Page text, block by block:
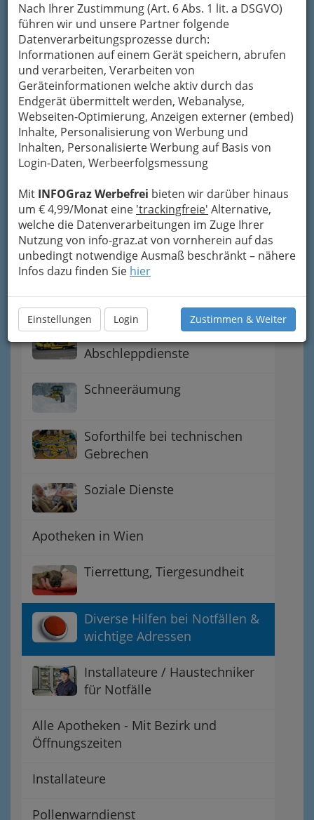
Nach Ihrer Zustimmung (Art. 6 Abs. 1 lit. a DSGVO)
führen wir und unsere Partner folgende
Datenverarbeitungsprozesse durch:
Informationen auf einem Gerät speichern, abrufen
und verarbeiten, Verarbeiten von
Geräteinformationen welche aktiv durch das
Endgerät übermittelt werden, Webanalyse,
Webseiten-Optimierung, Anzeigen externer (embed)
Inhalte, Personalisierung von Werbung und
Inhalten, Personalisierte Werbung auf Basis von
Login-Daten, Werbeerfolgsmessung
Mit INFOGraz Werbefrei bieten wir darüber hinaus
um € 4,99/Monat eine 'trackingfreie' Alternative,
welche die Datenverarbeitungen im Zuge Ihrer
Nutzung von info-graz.at von vornherein auf das
unbedingt notwendige Ausmaß beschränkt – nähere
Infos dazu finden Sie hier
Einstellungen Login Zustimmen & Weiter
Ärztenotdienst - Tel.: 141
Apothekennotdienst
Welche Zahnarztpraxis ist im
Dienst?
Schlüsselnotdienst -
Aufsperrdienst -
Schlüsseldienst
Kredit- u. Bankomatkarte
Pannendienste /
Abschleppdienste
Schneeräumung
Soforthilfe bei technischen
Gebrechen
Soziale Dienste
Apotheken in Wien
Tierrettung, Tiergesundheit
Diverse Hilfen bei Notfällen &
wichtige Adressen
Installateure / Haustechniker
für Notfälle
Alle Apotheken - Mit Bezirk und
Öffnungszeiten
Installateure
Pollenwarndienst